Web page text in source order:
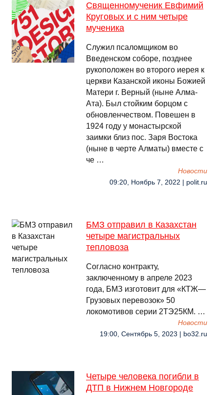
Священномученик Евфимий
Круговых и с ним четыре
мученика
Служил псаломщиком во
Введенском соборе, позднее
рукоположен во второго иерея к
церкви Казанской иконы Божией
Матери г. Верный (ныне Алма-
Ата). Был стойким борцом с
обновленчеством. Повешен в
1924 году у монастырской
заимки близ пос. Заря Востока
(ныне в черте Алматы) вместе с
че …
Новости
09:20, Ноябрь 7, 2022 | polit.ru
БМЗ отправил в Казахстан
четыре магистральных
тепловоза
Согласно контракту,
заключенному в апреле 2023
года, БМЗ изготовит для «КТЖ—
Грузовых перевозок» 50
локомотивов серии 2ТЭ25КМ. …
Новости
19:00, Сентябрь 5, 2023 | bo32.ru
Четыре человека погибли в
ДТП в Нижнем Новгороде